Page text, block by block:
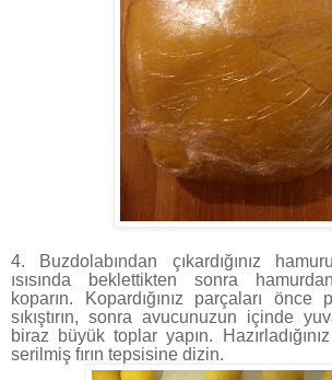
4. Buzdolabından çıkardığınız
ısısında beklettikten sonra
koparın. Kopardığınız parçaları önce
sıkıştırın, sonra avucunuzun içinde
biraz büyük toplar yapın.
serilmiş fırın tepsisine dizin.